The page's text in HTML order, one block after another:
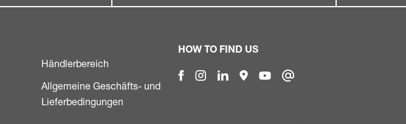
Händlerbereich
Allgemeine Geschäfts- und
Lieferbedingungen
HOW TO FIND US